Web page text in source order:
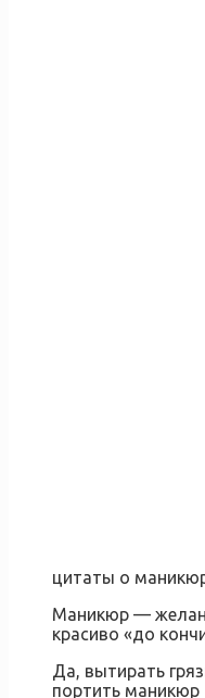
цитаты о
Маникюр —
красиво «до
Да, вытирать
портить маникюр